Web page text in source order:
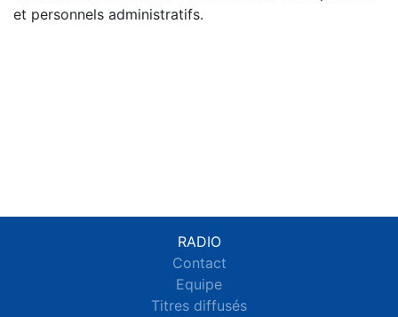
et personnels administratifs.
RADIO
Contact
Equipe
Titres diffusés